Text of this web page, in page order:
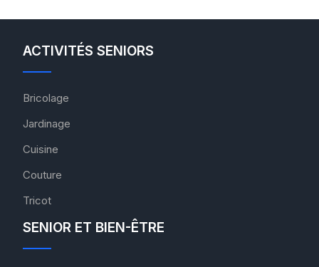
ACTIVITÉS SENIORS
Bricolage
Jardinage
Cuisine
Couture
Tricot
SENIOR ET BIEN-ÊTRE